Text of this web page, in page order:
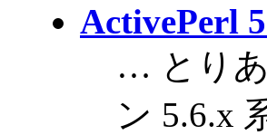
ActivePerl
… とり
ン 5.6.x